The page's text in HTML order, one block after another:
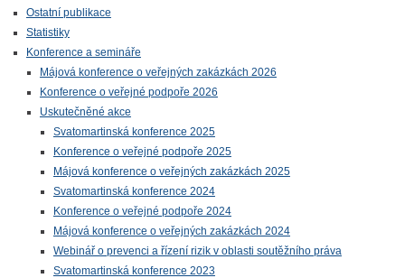
Ostatní publikace
Statistiky
Konference a semináře
Májová konference o veřejných zakázkách 2026
Konference o veřejné podpoře 2026
Uskutečněné akce
Svatomartinská konference 2025
Konference o veřejné podpoře 2025
Májová konference o veřejných zakázkách 2025
Svatomartinská konference 2024
Konference o veřejné podpoře 2024
Májová konference o veřejných zakázkách 2024
Webinář o prevenci a řízení rizik v oblasti soutěžního práva
Svatomartinská konference 2023